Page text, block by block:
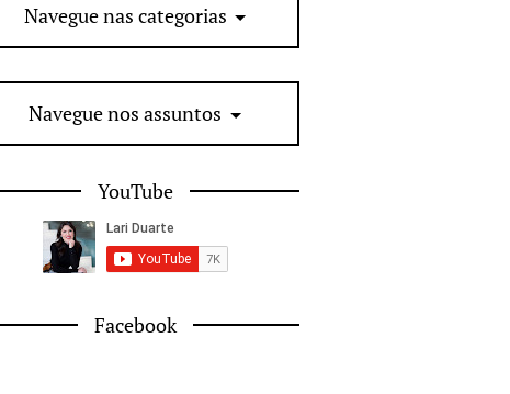
Navegue nas categorias
Navegue nos assuntos
YouTube
Facebook